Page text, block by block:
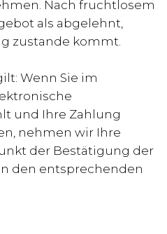
Nach fruchtlosem
als abgelehnt,
zustande kommt.
Wenn Sie im
und Ihre Zahlung
nehmen wir Ihre
der Bestätigung der
den entsprechenden